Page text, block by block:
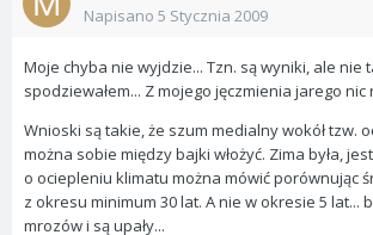
Napisano 5 Stycznia 2009
Moje chyba nie wyjdzie... Tzn. są wyniki, ale nie
spodziewałem... Z mojego jęczmienia jarego nic
Wnioski są takie, że szum medialny wokół tzw.
można sobie między bajki włożyć. Zima była,
o ociepleniu klimatu można mówić porównując
z okresu minimum 30 lat. A nie w okresie 5 lat...
mrozów i są upały...